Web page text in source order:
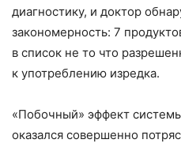
диагностику, и доктор
закономерность: 7
в список не то что
к употреблению изредка.
«Побочный» эффект
оказался совершенно